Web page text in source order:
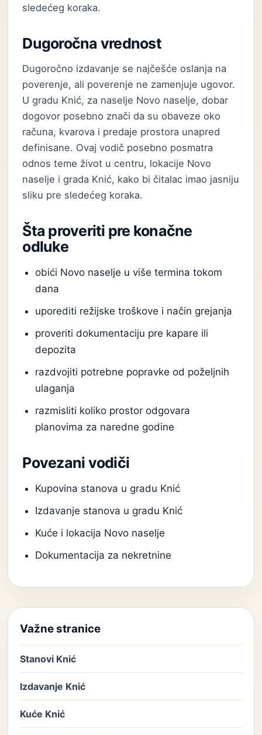
sledećeg koraka.
Dugoročna vrednost
Dugoročno izdavanje se najčešće oslanja na
poverenje, ali poverenje ne zamenjuje ugovor.
U gradu Knić, za naselje Novo naselje, dobar
dogovor posebno znači da su obaveze oko
računa, kvarova i predaje prostora unapred
definisane. Ovaj vodič posebno posmatra
odnos teme život u centru, lokacije Novo
naselje i grada Knić, kako bi čitalac imao jasniju
sliku pre sledećeg koraka.
Šta proveriti pre konačne
odluke
obići Novo naselje u više termina tokom
dana
uporediti režijske troškove i način grejanja
proveriti dokumentaciju pre kapare ili
depozita
razdvojiti potrebne popravke od poželjnih
ulaganja
razmisliti koliko prostor odgovara
planovima za naredne godine
Povezani vodiči
Kupovina stanova u gradu Knić
Izdavanje stanova u gradu Knić
Kuće i lokacija Novo naselje
Dokumentacija za nekretnine
Važne stranice
Stanovi Knić
Izdavanje Knić
Kuće Knić